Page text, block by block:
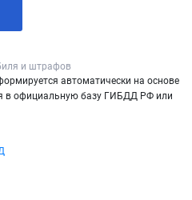
и штрафов
автоматически на основе
в официальную базу ГИБДД РФ или